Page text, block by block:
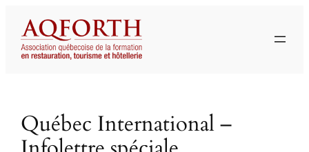
contenu
Québec International –